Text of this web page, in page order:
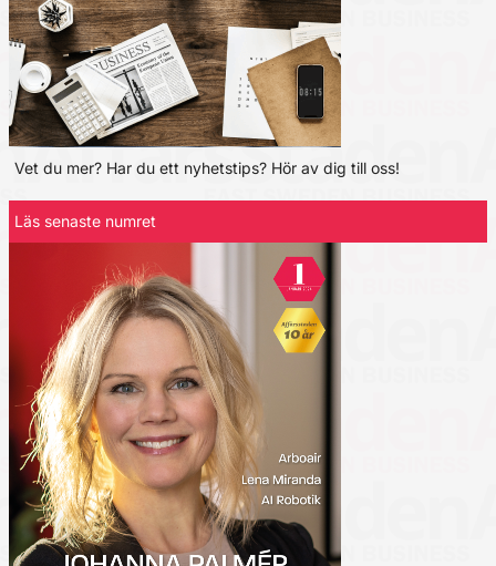
Vet du mer? Har du ett nyhetstips? Hör av dig till oss!
Läs senaste numret